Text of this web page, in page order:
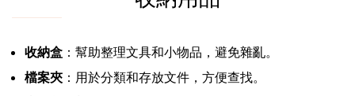
收納盒 ：幫助整理文具和小物品，避免雜亂。
檔案夾 ：用於分類和存放文件，方便查找。